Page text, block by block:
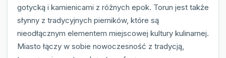
gotycką i kamienicami z różnych epok. Torun jest także
słynny z tradycyjnych pierników, które są
nieodłącznym elementem miejscowej kultury kulinarnej.
Miasto łączy w sobie nowoczesność z tradycją,